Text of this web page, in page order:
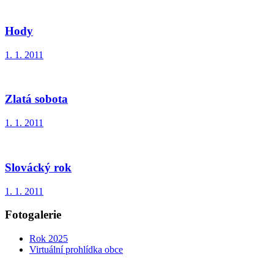
Hody
1. 1. 2011
Zlatá sobota
1. 1. 2011
Slovácký rok
1. 1. 2011
Fotogalerie
Rok 2025
Virtuální prohlídka obce